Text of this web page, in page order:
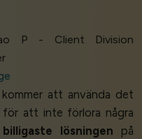
P - Client Division
att använda det
att inte förlora några
billigaste lösningen på